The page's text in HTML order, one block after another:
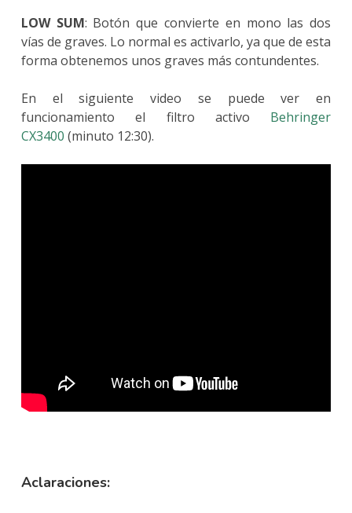
LOW SUM: Botón que convierte en mono las dos
vías de graves. Lo normal es activarlo, ya que de esta
forma obtenemos unos graves más contundentes.
En el siguiente video se puede ver en
funcionamiento el filtro activo Behringer
CX3400 (minuto 12:30).
Aclaraciones: